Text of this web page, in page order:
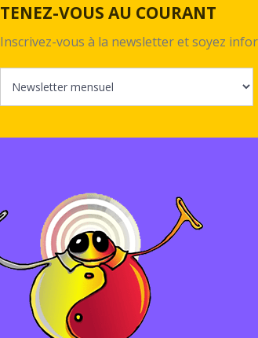
TENEZ-VOUS AU COURANT
Inscrivez-vous à la newsletter et soyez